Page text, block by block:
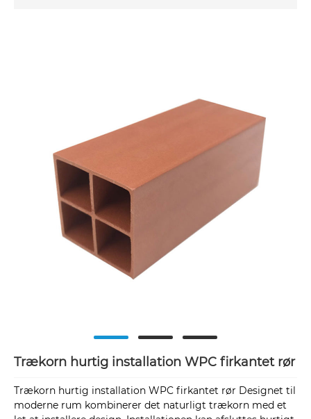
Trækorn hurtig installation WPC firkantet rør
Trækorn hurtig installation WPC firkantet rør Designet til
moderne rum kombinerer det naturligt trækorn med et